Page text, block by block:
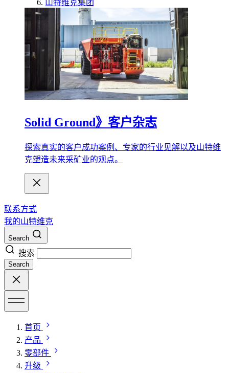
山特维克集团
Solid Ground》客户杂志
探索真实的客户成功案例、专家的行业见解以及山特维
克塑造未来采矿业的观点。
联系方式
我的山特维克
Search
搜索
Search
首页
产品
零部件
升级